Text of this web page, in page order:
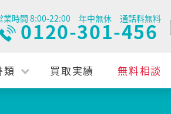
業時間 8:00-22:00 年中無休 通話料無料
0120-301-456
類 買取実績 無料相談